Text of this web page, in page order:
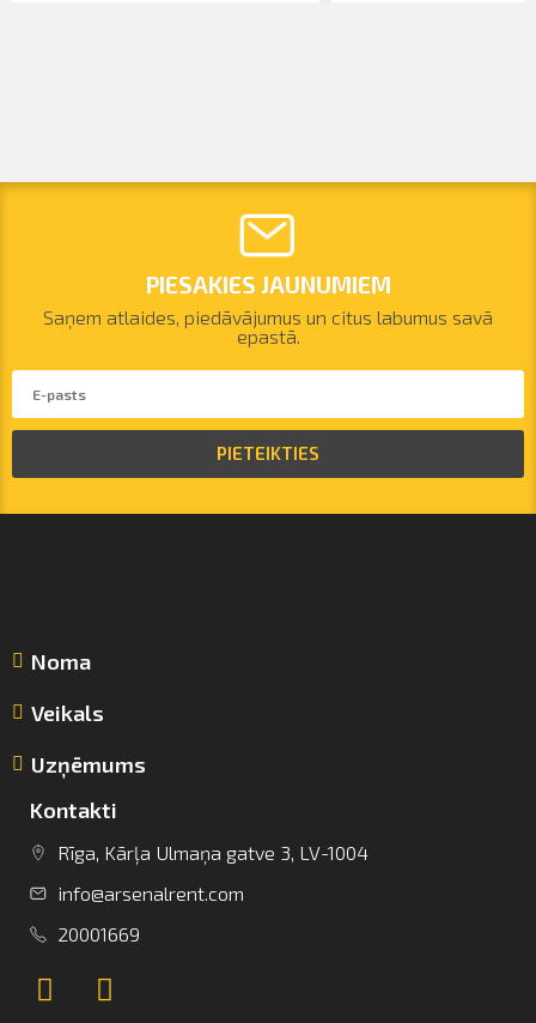
Lietuva
PIESAKIES JAUNUMIEM
Saņem atlaides, piedāvājumus un citus labumus savā
epastā.
PIETEIKTIES
Noma
Veikals
Uzņēmums
Kontakti
Rīga, Kārļa Ulmaņa gatve 3, LV-1004
info@arsenalrent.com
20001669